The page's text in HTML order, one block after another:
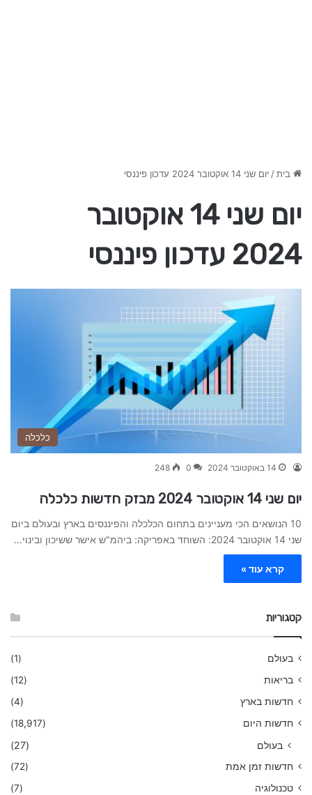
בית/יום שני 14 אוקטובר 2024 עדכון פיננסי
יום שני 14 אוקטובר
2024 עדכון פיננסי
כלכלה
14 באוקטובר 2024 0
248
יום שני 14 אוקטובר 2024 מבזק חדשות כלכלה
10 הנושאים הכי מעניינים בתחום הכלכלה והפיננסים בארץ ובעולם ביום
שני 14 אוקטובר 2024: השוחד באפריקה: ביהמ"ש אישר ששיכון ובינוי…
קרא עוד »
קטגוריות
בעולם
(1)
בריאות
(12)
חדשות בארץ
(4)
חדשות היום
(18,917)
בעולם (27)
חדשות זמן אמת
(72)
טכנולוגיה
(7)